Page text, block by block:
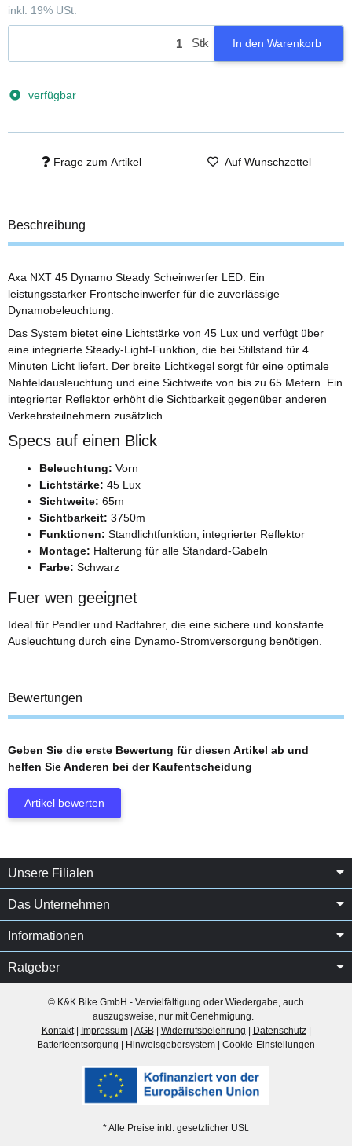
inkl. 19% USt.
Stk In den Warenkorb
verfügbar
Frage zum Artikel Auf Wunschzettel
Beschreibung
Axa NXT 45 Dynamo Steady Scheinwerfer LED: Ein
leistungsstarker Frontscheinwerfer für die zuverlässige
Dynamobeleuchtung.
Das System bietet eine Lichtstärke von 45 Lux und verfügt über
eine integrierte Steady-Light-Funktion, die bei Stillstand für 4
Minuten Licht liefert. Der breite Lichtkegel sorgt für eine optimale
Nahfeldausleuchtung und eine Sichtweite von bis zu 65 Metern. Ein
integrierter Reflektor erhöht die Sichtbarkeit gegenüber anderen
Verkehrsteilnehmern zusätzlich.
Specs auf einen Blick
Beleuchtung: Vorn
Lichtstärke: 45 Lux
Sichtweite: 65m
Sichtbarkeit: 3750m
Funktionen: Standlichtfunktion, integrierter Reflektor
Montage: Halterung für alle Standard-Gabeln
Farbe: Schwarz
Fuer wen geeignet
Ideal für Pendler und Radfahrer, die eine sichere und konstante
Ausleuchtung durch eine Dynamo-Stromversorgung benötigen.
Bewertungen
Geben Sie die erste Bewertung für diesen Artikel ab und
helfen Sie Anderen bei der Kaufentscheidung
Artikel bewerten
Unsere Filialen
Das Unternehmen
Informationen
Ratgeber
© K&K Bike GmbH - Vervielfältigung oder Wiedergabe, auch
auszugsweise, nur mit Genehmigung.
Kontakt| Impressum| AGB| Widerrufsbelehrung Datenschutz|
Batterieentsorgung
Hinweisgebersystem Cookie-Einstellungen
* Alle Preise inkl. gesetzlicher USt.